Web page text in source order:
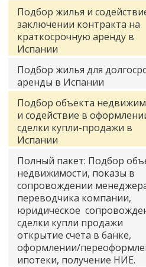
Подбор жилья и
заключении контракта на
краткосрочную аренду в
Испании
Подбор жилья для
аренды в Испании
Подбор объекта
и содействие в
сделки купли-продажи в
Испании
Полный пакет: Подбор
недвижимости, показы в
сопровождении
переводчика компании,
юридическое
сделки купли продажи
открытие счета в банке,
оформлении/
ипотеки, получение НИЕ.